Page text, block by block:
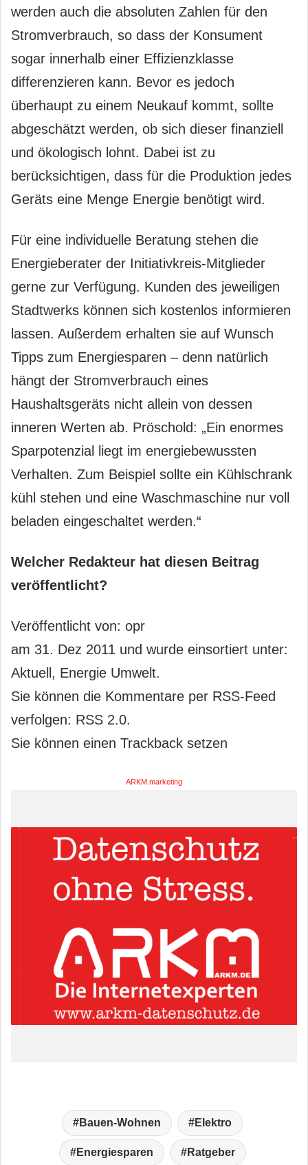
werden auch die absoluten Zahlen für den
Stromverbrauch, so dass der Konsument
sogar innerhalb einer Effizienzklasse
differenzieren kann. Bevor es jedoch
überhaupt zu einem Neukauf kommt, sollte
abgeschätzt werden, ob sich dieser finanziell
und ökologisch lohnt. Dabei ist zu
berücksichtigen, dass für die Produktion jedes
Geräts eine Menge Energie benötigt wird.
Für eine individuelle Beratung stehen die
Energieberater der Initiativkreis-Mitglieder
gerne zur Verfügung. Kunden des jeweiligen
Stadtwerks können sich kostenlos informieren
lassen. Außerdem erhalten sie auf Wunsch
Tipps zum Energiesparen – denn natürlich
hängt der Stromverbrauch eines
Haushaltsgeräts nicht allein von dessen
inneren Werten ab. Pröschold: „Ein enormes
Sparpotenzial liegt im energiebewussten
Verhalten. Zum Beispiel sollte ein Kühlschrank
kühl stehen und eine Waschmaschine nur voll
beladen eingeschaltet werden.“
Welcher Redakteur hat diesen Beitrag
veröffentlicht?
Veröffentlicht von: opr
am 31. Dez 2011 und wurde einsortiert unter:
Aktuell, Energie Umwelt.
Sie können die Kommentare per RSS-Feed
verfolgen: RSS 2.0.
Sie können einen Trackback setzen
ARKM.marketing
Bauen-Wohnen Elektro
Energiesparen Ratgeber